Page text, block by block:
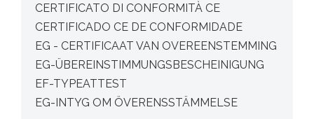
CERTIFICATO DI CONFORMITÀ CE
CERTIFICADO CE DE CONFORMIDADE
EG - CERTIFICAAT VAN OVEREENSTEMMING
EG-ÜBEREINSTIMMUNGSBESCHEINIGUNG
EF-TYPEATTEST
EG-INTYG OM ÖVERENSSTÄMMELSE